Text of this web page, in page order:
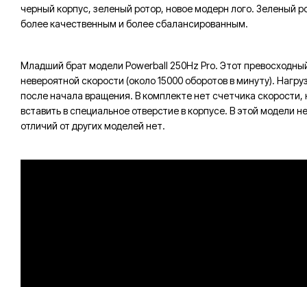
черный корпус, зеленый ротор, новое модерн лого. Зеленый
более качественным и более сбалансированным.
Младший брат модели Powerball 250Hz Pro. Этот
невероятной скорости (около 15000 оборотов в минуту).
после начала вращения. В комплекте нет счетчика
вставить в специальное отверстие в корпусе. В этой модели
отличий от других моделей нет.